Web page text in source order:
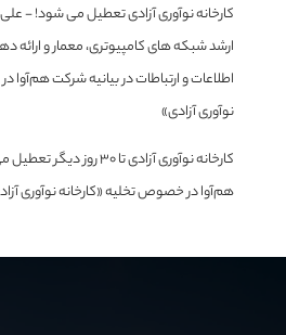
کارخانه نوآوری آزادی تعطیل می شود! -
ارشد شبکه های کامپیوتری، معمار و ارائه
اطلاعات و ارتباطاتدربیانیه شرکت هم‌آوا
نوآوری آزادی»
کارخانه نوآوری آزادی تا ۳۰ روز دیگر تعطیل می‌شود
هم‌آوا در خصوص تخلیه «کارخانه نوآوری